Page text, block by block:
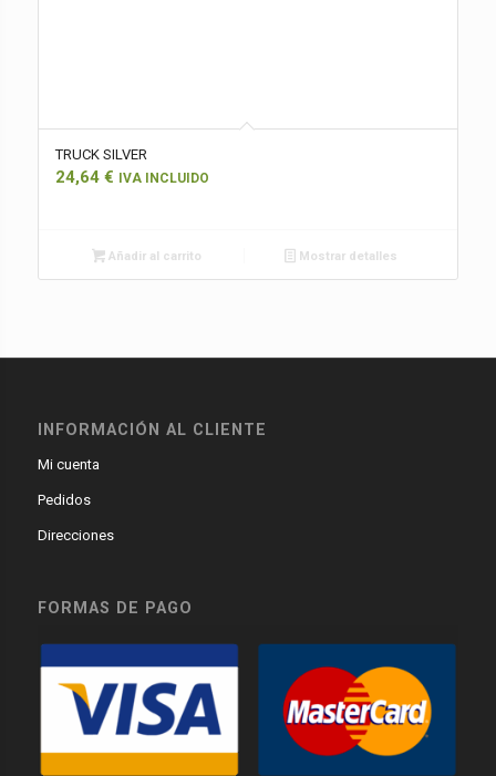
TRUCK SILVER
24,64 € IVA INCLUIDO
Añadir al carrito Mostrar detalles
INFORMACIÓN AL CLIENTE
Mi cuenta
Pedidos
Direcciones
FORMAS DE PAGO